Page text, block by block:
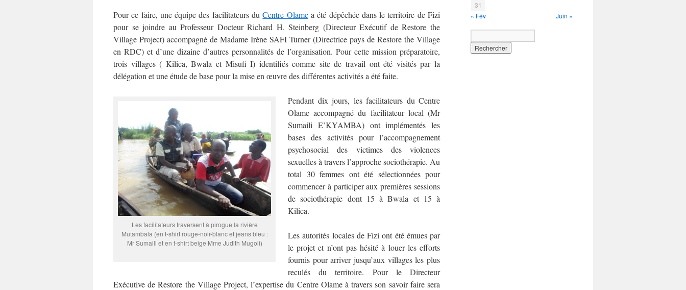
Pour ce faire, une équipe des facilitateurs duCentre Olamea été dépêchée dans le territoire de Fizi
pour se joindre au Professeur Docteur Richard H. Steinberg (Directeur Exécutif de Restore the
Village Project) accompagné de Madame Irène SAFI Turner (Directrice pays de Restore the Village
en RDC) et d’une dizaine d’autres personnalités de l’organisation. Pour cette mission préparatoire,
trois villages ( Kilica, Bwala et Misufi I) identifiés comme site de travail ont été visités par la
délégation et une étude de base pour la mise en œuvre des différentes activités a été faite.
Les facilitateurs traversent à pirogue la rivière
Mutambala (en t-shirt rouge-noir-blanc et jeans bleu :
Mr Sumaili et en t-shirt beige Mme Judith Mugoli)
Pendant dix jours, les facilitateurs du Centre
Olame accompagné du facilitateur local (Mr
Sumaili E’KYAMBA) ont implémentés les
bases des activités pour l’accompagnement
psychosocial des victimes des violences
sexuelles à travers l’approche sociothérapie. Au
total 30 femmes ont été sélectionnées pour
commencer à participer aux premières sessions
de sociothérapie dont 15 à Bwala et 15 à
Kilica.
Les autorités locales de Fizi ont été émues par
le projet et n’ont pas hésité à louer les efforts
fournis pour arriver jusqu’aux villages les plus
reculés du territoire. Pour le Directeur
Exécutive de Restore the Village Project, l’expertise du Centre Olame à travers son savoir faire sera
31
« Fév
Juin »